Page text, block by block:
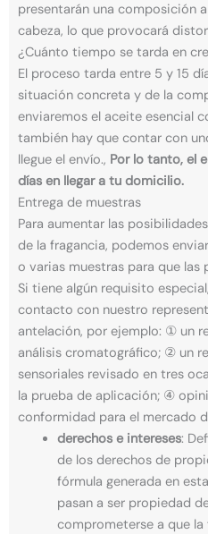
presentarán una composición
cabeza, lo que provocará
¿Cuánto tiempo se tarda en
El proceso tarda entre 5 y 15
situación concreta y de la
enviaremos el aceite esencial
también hay que contar con
llegue el envío., Por lo tanto, el
días en llegar a tu domicilio.
Entrega de muestras
Para aumentar las
de la fragancia, podemos
o varias muestras para que las
Si tiene algún requisito
contacto con nuestro
antelación, por ejemplo: ① un
análisis cromatográfico; ② un
sensoriales revisado en tres
la prueba de aplicación; ④
conformidad para el mercado
derechos e intereses:
de los derechos de
fórmula generada en
pasan a ser propiedad
comprometerse a que la